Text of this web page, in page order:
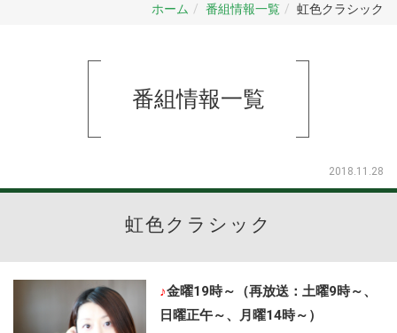
ホーム 番組情報一覧 虹色クラシック
番組情報一覧
2018.11.28
虹色クラシック
♪金曜19時～（再放送：土曜9時～、
日曜正午～、月曜14時～）